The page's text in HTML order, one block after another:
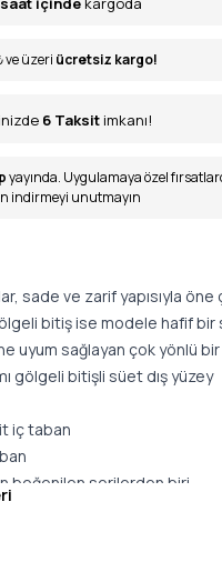
ve üzeri ücretsiz kargo!
6 Taksit imkanı!
yayında. Uygulamaya özel
indirmeyi unutmayın
sade ve zarif yapısıyla öne
bitiş ise modele hafif bir
uyum sağlayan çok yönlü
gölgeli bitişli süet dış yüzey
iç taban
beğenilen serilerden biri